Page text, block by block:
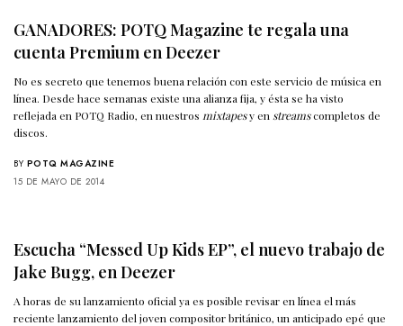
GANADORES: POTQ Magazine te regala una
cuenta Premium en Deezer
No es secreto que tenemos buena relación con este servicio de música en
línea. Desde hace semanas existe una alianza fija, y ésta se ha visto
reflejada en POTQ Radio, en nuestros mixtapesy en streamscompletos de
discos.
BY POTQ MAGAZINE
15 DE MAYO DE 2014
Escucha “Messed Up Kids EP”, el nuevo trabajo de
Jake Bugg, en Deezer
A horas de su lanzamiento oficial ya es posible revisar en línea el más
reciente lanzamiento del joven compositor británico, un anticipado epé que